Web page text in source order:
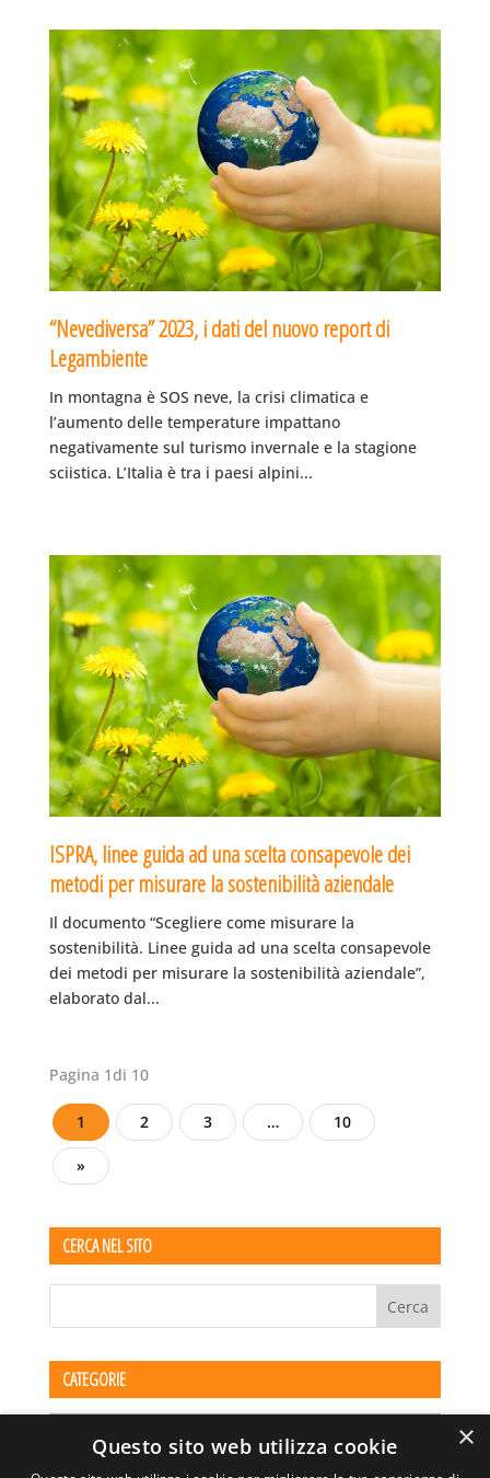
“Nevediversa” 2023, i dati del nuovo report di
Legambiente
In montagna è SOS neve, la crisi climatica e
l’aumento delle temperature impattano
negativamente sul turismo invernale e la stagione
sciistica. L’Italia è tra i paesi alpini...
ISPRA, linee guida ad una scelta consapevole dei
metodi per misurare la sostenibilità aziendale
Il documento “Scegliere come misurare la
sostenibilità. Linee guida ad una scelta consapevole
dei metodi per misurare la sostenibilità aziendale”,
elaborato dal...
Pagina 1di 10
1 2 3 … 10
»
CERCA NEL SITO
CATEGORIE
×
Questo sito web utilizza cookie